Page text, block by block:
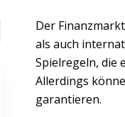
Der
als auch
Spielregeln, die
Allerdings
garantieren.